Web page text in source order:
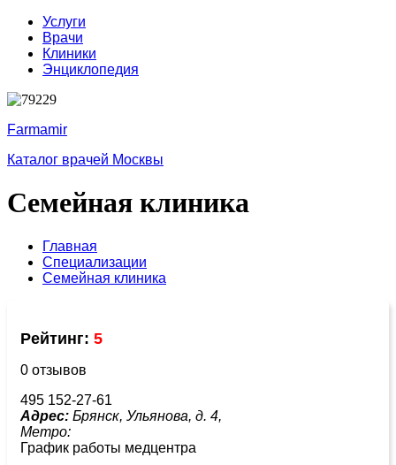
Услуги
Врачи
Клиники
Энциклопедия
Farmamir
Каталог врачей Москвы
Семейная клиника
Главная
Специализации
Семейная клиника
Рейтинг: 5
0 отзывов
495 152-27-61
Адрес: Брянск, Ульянова, д. 4,
Метро:
График работы медцентра